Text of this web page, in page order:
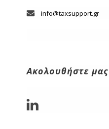
info@taxsupport.gr
Ακολουθήστε